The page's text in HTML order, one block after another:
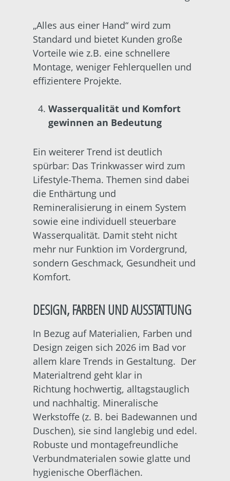
„Alles aus einer Hand“ wird zum
Standard und bietet Kunden große
Vorteile wie z.B. eine schnellere
Montage, weniger Fehlerquellen und
effizientere Projekte.
Wasserqualität und Komfort
gewinnen an Bedeutung
Ein weiterer Trend ist deutlich
spürbar: Das Trinkwasser wird zum
Lifestyle-Thema. Themen sind dabei
die Enthärtung und
Remineralisierung in einem System
sowie eine individuell steuerbare
Wasserqualität. Damit steht nicht
mehr nur Funktion im Vordergrund,
sondern Geschmack, Gesundheit und
Komfort.
DESIGN, FARBEN UND AUSSTATTUNG
In Bezug auf Materialien, Farben und
Design zeigen sich 2026 im Bad vor
allem klare Trends in Gestaltung. Der
Materialtrend geht klar in
Richtung hochwertig, alltagstauglich
und nachhaltig. Mineralische
Werkstoffe (z. B. bei Badewannen und
Duschen), sie sind langlebig und edel.
Robuste und montagefreundliche
Verbundmaterialen sowie glatte und
hygienische Oberflächen.